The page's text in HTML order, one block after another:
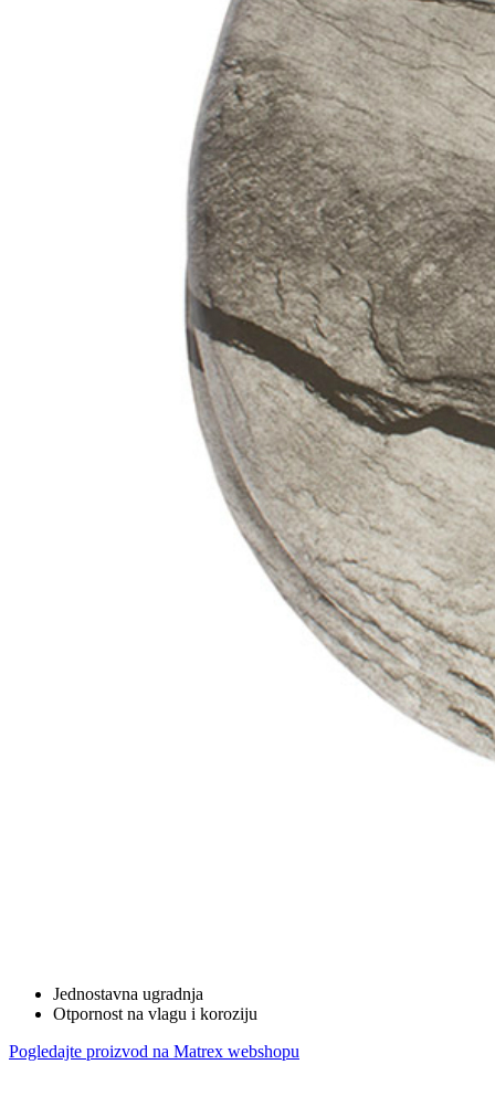
Jednostavna ugradnja
Otpornost na vlagu i koroziju
Pogledajte proizvod na Matrex webshopu